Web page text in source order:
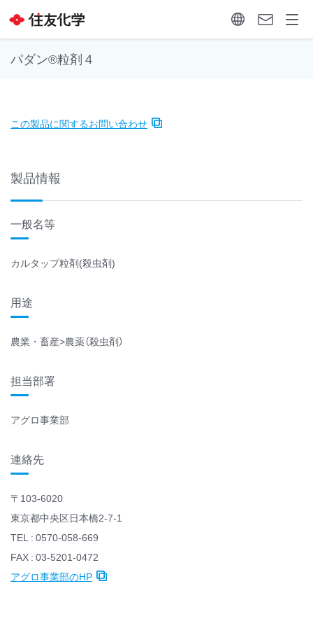
パダン®粒剤４
この製品に関するお問い合わせ
製品情報
一般名等
カルタップ粒剤(殺虫剤)
用途
農業・畜産>農薬（殺虫剤）
担当部署
アグロ事業部
連絡先
〒103-6020
東京都中央区日本橋2-7-1
TEL : 0570-058-669
FAX : 03-5201-0472
アグロ事業部のHP